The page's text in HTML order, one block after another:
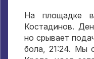
На площадке
Костадинов.
но срывает
бола, 21:24. Мы